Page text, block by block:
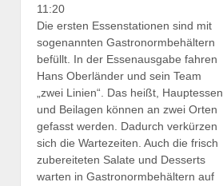
11:20
Die ersten Essenstationen sind mit
sogenannten Gastronormbehältern
befüllt. In der Essenausgabe fahren
Hans Oberländer und sein Team
„zwei Linien“. Das heißt, Hauptessen
und Beilagen können an zwei Orten
gefasst werden. Dadurch verkürzen
sich die Wartezeiten. Auch die frisch
zubereiteten Salate und Desserts
warten in Gastronormbehältern auf